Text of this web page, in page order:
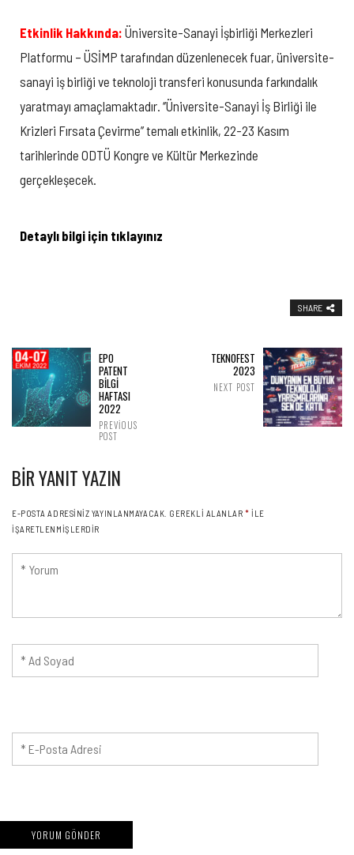
Etkinlik Hakkında: Üniversite-Sanayi İşbirliği Merkezleri
Platformu – ÜSİMP tarafından düzenlenecek fuar, üniversite-
sanayi iş birliği ve teknoloji transferi konusunda farkındalık
yaratmayı amaçlamaktadır. ‘’Üniversite-Sanayi İş Birliği ile
Krizleri Fırsata Çevirme’’ temalı etkinlik, 22-23 Kasım
tarihlerinde ODTÜ Kongre ve Kültür Merkezinde
gerçekleşecek.
Detaylı bilgi için tıklayınız
SHARE
EPO
PATENT
BİLGİ
HAFTASI
2022
PREVIOUS
POST
TEKNOFEST
2023
NEXT POST
BIR YANIT YAZIN
E-POSTA ADRESINIZ YAYINLANMAYACAK. GEREKLI ALANLAR* ILE
IŞARETLENMIŞLERDIR